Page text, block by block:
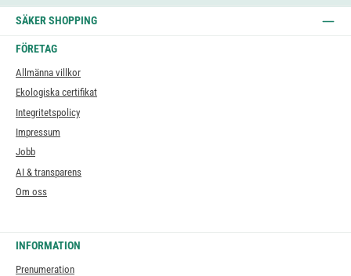
SÄKER SHOPPING
FÖRETAG
Allmänna villkor
Ekologiska certifikat
Integritetspolicy
Impressum
Jobb
AI & transparens
Om oss
INFORMATION
Prenumeration